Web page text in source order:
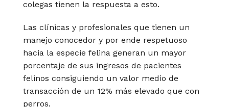
colegas tienen la respuesta a esto.
Las clínicas y profesionales que tienen un
manejo conocedor y por ende respetuoso
hacia la especie felina generan un mayor
porcentaje de sus ingresos de pacientes
felinos consiguiendo un valor medio de
transacción de un 12% más elevado que con
perros.